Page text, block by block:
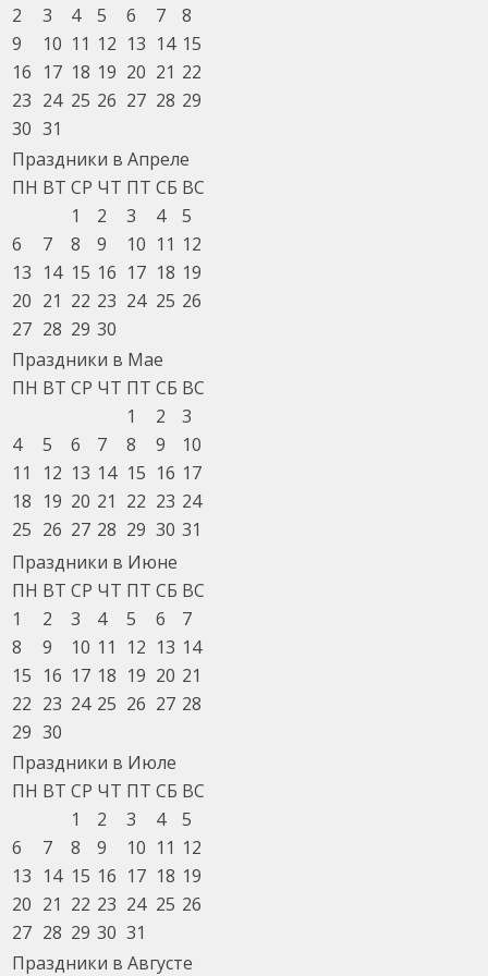
2 3 4 5 6 7
8
9
10 11 12 13 14 15
16 17 18 19 20 21 22
23 24 25 26 27 28 29
30 31
Праздники в Апреле
ПН ВТ СР ЧТ ПТ СБ ВС
1
2 3 4
5
6
7 8 9 10 11 12
13 14 15 16 17 18 19
20 21 22 23 24 25 26
27 28 29 30
Праздники в Мае
ПН ВТ СР ЧТ ПТ СБ ВС
1
2
3
4
5 6 7 8 9
10
11
12 13 14 15 16 17
18 19 20 21 22 23 24
25 26 27 28 29 30 31
Праздники в Июне
ПН ВТ СР ЧТ ПТ СБ ВС
1
2 3 4 5 6
7
8
9 10 11 12 13 14
15 16 17 18 19 20 21
22 23 24 25 26 27 28
29 30
Праздники в Июле
ПН ВТ СР ЧТ ПТ СБ ВС
1
2 3 4
5
6
7 8 9 10 11 12
13 14 15 16 17 18 19
20 21 22 23 24 25 26
27 28 29 30 31
Праздники в Августе